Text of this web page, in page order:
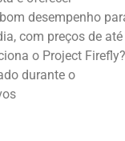
desempenho
com preços de até
o Project
durante o